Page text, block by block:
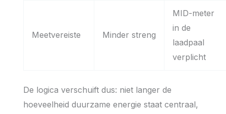
Meetvereiste Minder streng
MID-meter
in de
laadpaal
verplicht
De logica verschuift dus: niet langer de
hoeveelheid duurzame energie staat centraal,